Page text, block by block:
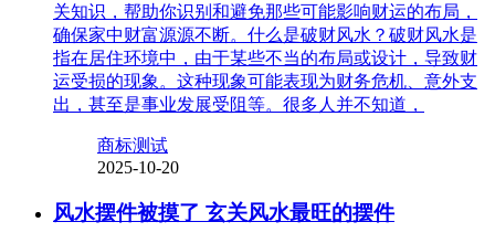
关知识，帮助你识别和避免那些可能影响财运的布局，
确保家中财富源源不断。什么是破财风水？破财风水是
指在居住环境中，由于某些不当的布局或设计，导致财
运受损的现象。这种现象可能表现为财务危机、意外支
出，甚至是事业发展受阻等。很多人并不知道，
商标测试
2025-10-20
风水摆件被摸了 玄关风水最旺的摆件